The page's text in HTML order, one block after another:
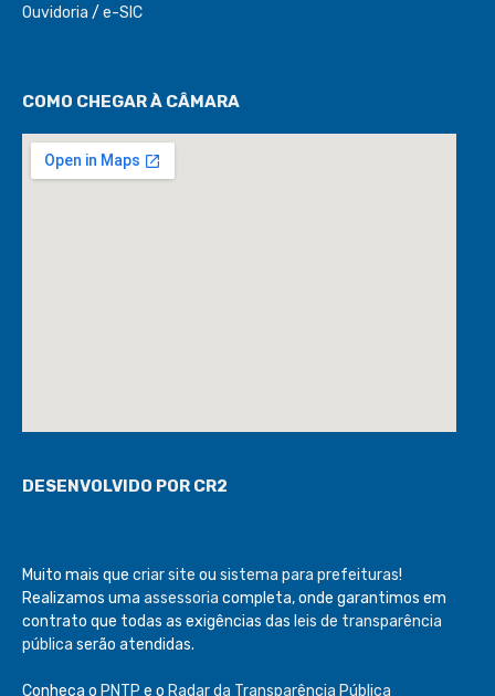
Ouvidoria / e-SIC
COMO CHEGAR À CÂMARA
DESENVOLVIDO POR CR2
Muito mais que criar site ou sistema para prefeituras!
Realizamos uma assessoria completa, onde garantimos em
contrato que todas as exigências das leis de transparência
pública serão atendidas.
Conheça o PNTP e o Radar da Transparência Pública